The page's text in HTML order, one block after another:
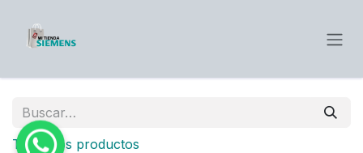
Todos los productos